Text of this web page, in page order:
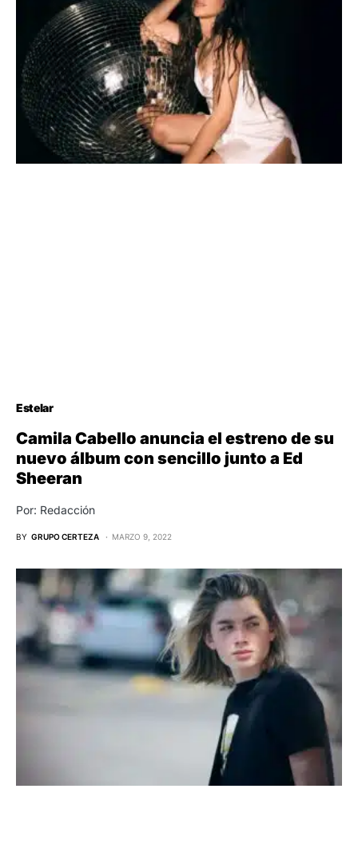
Estelar
Camila Cabello anuncia el estreno de su
nuevo álbum con sencillo junto a Ed
Sheeran
Por: Redacción
BY GRUPO CERTEZA MARZO 9, 2022